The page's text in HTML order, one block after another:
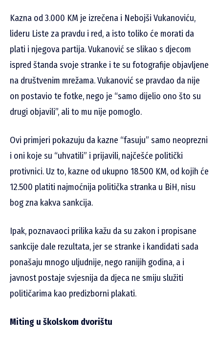
Kazna od 3.000 KM je izrečena i Nebojši Vukanoviću,
lideru Liste za pravdu i red, a isto toliko će morati da
plati i njegova partija. Vukanović se slikao s djecom
ispred štanda svoje stranke i te su fotografije objavljene
na društvenim mrežama. Vukanović se pravdao da nije
on postavio te fotke, nego je “samo dijelio ono što su
drugi objavili”, ali to mu nije pomoglo.
Ovi primjeri pokazuju da kazne “fasuju” samo neoprezni
i oni koje su “uhvatili” i prijavili, najčešće politički
protivnici. Uz to, kazne od ukupno 18.500 KM, od kojih će
12.500 platiti najmoćnija politička stranka u BiH, nisu
bog zna kakva sankcija.
Ipak, poznavaoci prilika kažu da su zakon i propisane
sankcije dale rezultata, jer se stranke i kandidati sada
ponašaju mnogo uljudnije, nego ranijih godina, a i
javnost postaje svjesnija da djeca ne smiju služiti
političarima kao predizborni plakati.
Miting u školskom dvorištu